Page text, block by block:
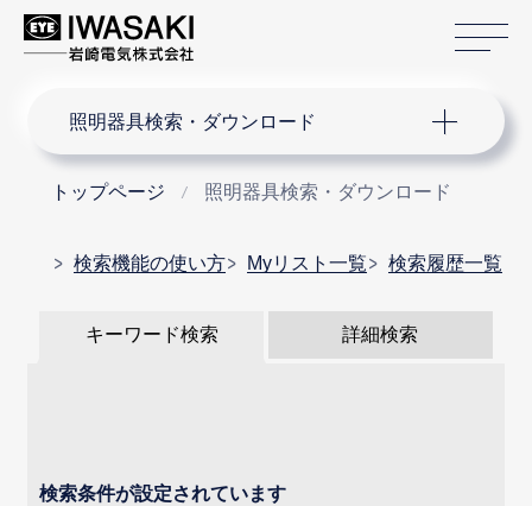
照明器具検索・ダウンロード
トップページ 照明器具検索・ダウンロード
検索機能の使い方 Myリスト一覧 検索履歴一覧
キーワード検索 詳細検索
検索条件が設定されています